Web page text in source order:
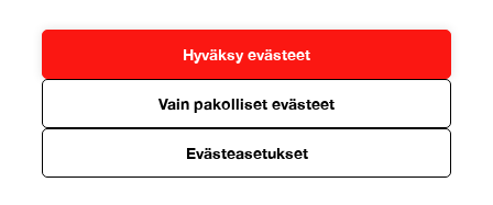
Hyväksy evästeet
Vain pakolliset evästeet
Evästeasetukset
Johtohenkilömme
Tokmanni-konserniamme luotsaavat kokeneet
yrityselämän ja kaupan alan ammattilaiset.
Lue lisää